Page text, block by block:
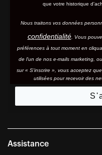
que votre historique
Nous traitons vos données
confidentialité. Vous
préférences à tout moment en
de l'un de nos e-mails marketing,
sur « S'inscrire », vous acceptez
utilisées pour recevoir des
Assistance